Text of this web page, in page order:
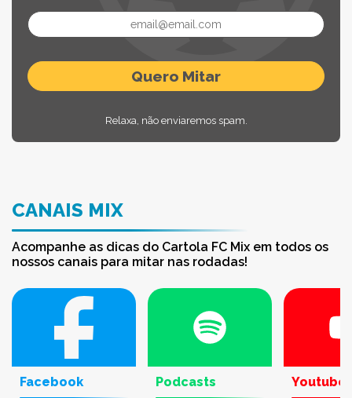
Relaxa, não enviaremos spam.
CANAIS MIX
Acompanhe as dicas do Cartola FC Mix em todos os
nossos canais para mitar nas rodadas!
Facebook Podcasts Youtube